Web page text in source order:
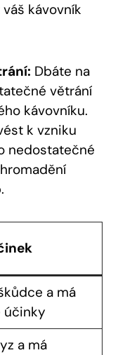
kávovník
Dbáte na
větrání
kávovníku.
k vzniku
nedostatečné
a má
účinky
a má